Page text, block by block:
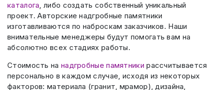
каталога, либо создать собственный уникальный
проект. Авторские надгробные памятники
изготавливаются по наброскам заказчиков. Наши
внимательные менеджеры будут помогать вам на
абсолютно всех стадиях работы.
Стоимость на надгробные памятники рассчитывается
персонально в каждом случае, исходя из некоторых
факторов: материала (гранит, мрамор), дизайна,